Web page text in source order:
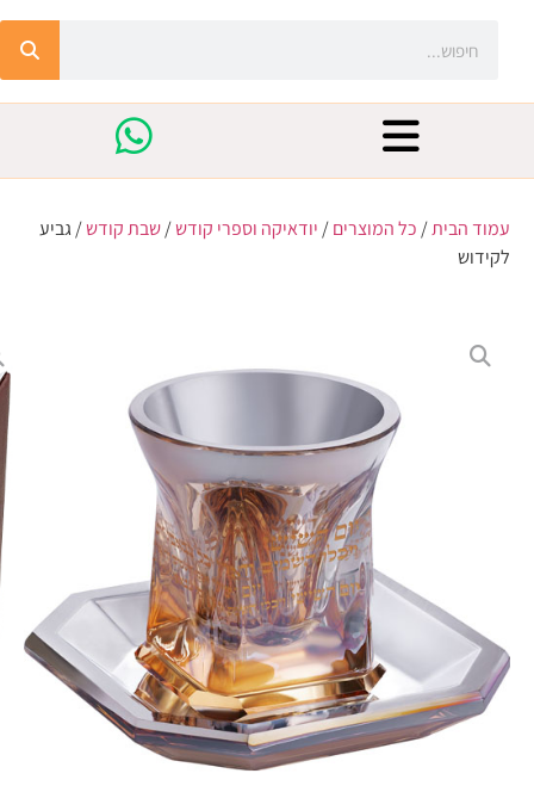
עמוד הבית/ כל המוצרים/ יודאיקה וספרי קודש/שבת קודש/ גביע
לקידוש